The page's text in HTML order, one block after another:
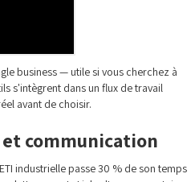
business — utile si vous cherchez à
s'intègrent dans un flux de travail
avant de choisir.
communication
industrielle passe 30 % de son temps